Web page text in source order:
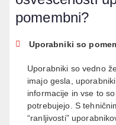
pomembni?
Uporabniki so
Uporabniki so vedno
imajo gesla,
informacije in vse to
potrebujejo. S
“ranljivosti”